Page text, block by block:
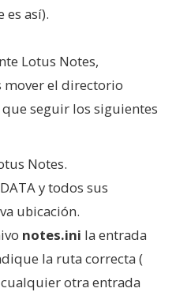
es así).
Lotus Notes,
el directorio
seguir los siguientes
Notes.
y todos sus
ubicación.
notes.ini la entrada
la ruta correcta (
otra entrada